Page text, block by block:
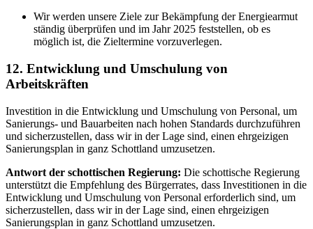
Wir werden unsere Ziele zur Bekämpfung der Energiearmut
ständig überprüfen und im Jahr 2025 feststellen, ob es
möglich ist, die Zieltermine vorzuverlegen.
12. Entwicklung und Umschulung von
Arbeitskräften
Investition in die Entwicklung und Umschulung von Personal, um
Sanierungs- und Bauarbeiten nach hohen Standards durchzuführen
und sicherzustellen, dass wir in der Lage sind, einen ehrgeizigen
Sanierungsplan in ganz Schottland umzusetzen.
Antwort der schottischen Regierung: Die schottische Regierung
unterstützt die Empfehlung des Bürgerrates, dass Investitionen in die
Entwicklung und Umschulung von Personal erforderlich sind, um
sicherzustellen, dass wir in der Lage sind, einen ehrgeizigen
Sanierungsplan in ganz Schottland umzusetzen.